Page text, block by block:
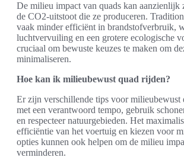
De milieu impact van quads kan aanzienlijk
de CO2-uitstoot die ze produceren.
vaak minder efficiënt in brandstofverbruik,
luchtvervuiling en een grotere ecologische
cruciaal om bewuste keuzes te maken om
minimaliseren.
Hoe kan ik milieubewust quad rijden?
Er zijn verschillende tips voor milieubewust
met een verantwoord tempo, gebruik
en respecteer natuurgebieden. Het
efficiëntie van het voertuig en kiezen voor
opties kunnen ook helpen om de milieu
verminderen.